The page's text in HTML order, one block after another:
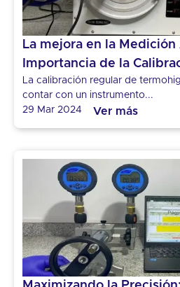
La mejora en la
Importancia de la
La calibración regular de
contar con un instrumento...
29 Mar 2024
Ver más